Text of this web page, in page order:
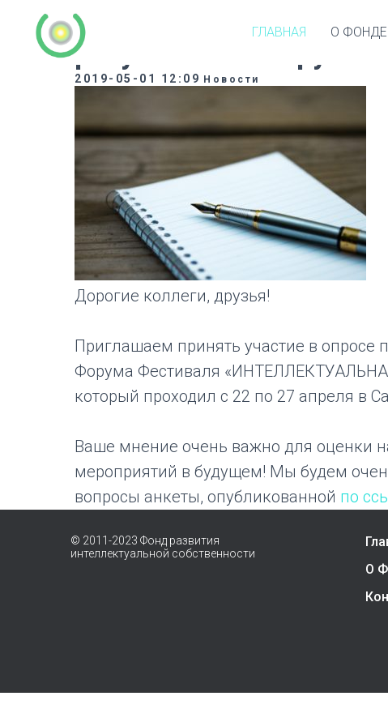
ГЛАВНАЯ О ФОНДЕ
Приглашаем принять
результатам Форума
2019-05-01 12:09 Новости
Дорогие коллеги, друзья!
Приглашаем принять участие в опросе
Форума Фестиваля
который проходил с 22 по 27 апреля в
Ваше мнение очень важно для оценки
мероприятий в будущем! Мы будем
вопросы анкеты, опубликованной по
© 2011-2023 Фонд развития
интеллектуальной собственности
О